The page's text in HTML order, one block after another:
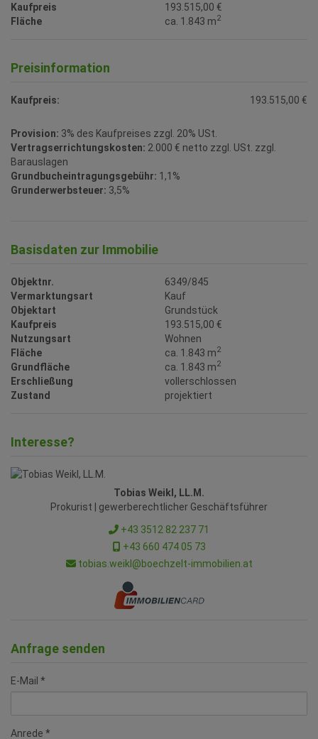
Kaufpreis
193.515,00 €
Fläche
ca. 1.843 m2
Preisinformation
Kaufpreis: 193.515,00 €
Provision: 3% des Kaufpreises zzgl. 20% USt.
Vertragserrichtungskosten: 2.000 € netto zzgl. USt. zzgl.
Barauslagen
Grundbucheintragungsgebühr: 1,1%
Grunderwerbsteuer: 3,5%
Basisdaten zur Immobilie
Objektnr.
6349/845
Vermarktungsart
Kauf
Objektart
Grundstück
Kaufpreis
193.515,00 €
Nutzungsart
Wohnen
Fläche
ca. 1.843 m2
Grundfläche ca. 1.843 m2
Erschließung
vollerschlossen
Zustand
projektiert
Interesse?
Tobias Weikl, LL.M.
Prokurist | gewerberechtlicher Geschäftsführer
+43 3512 82 237 71
+43 660 474 05 73
tobias.weikl@boechzelt-immobilien.at
Anfrage senden
E-Mail
Anrede